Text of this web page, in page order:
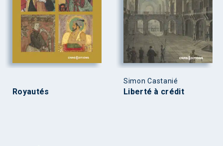
Royautés
Simon Castanié
Liberté à crédit